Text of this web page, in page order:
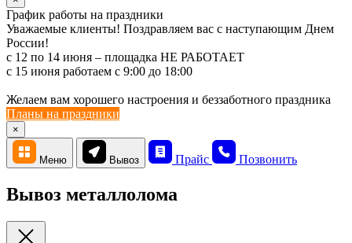
График работы на праздники
Уважаемые клиенты! Поздравляем вас с наступающим Днем
России!
с 12 по 14 июня – площадка НЕ РАБОТАЕТ
c 15 июня работаем с 9:00 до 18:00
Желаем вам хорошего настроения и беззаботного праздника
Планы на праздники
×
Меню Вывоз Прайс Позвонить
Вывоз металлолома